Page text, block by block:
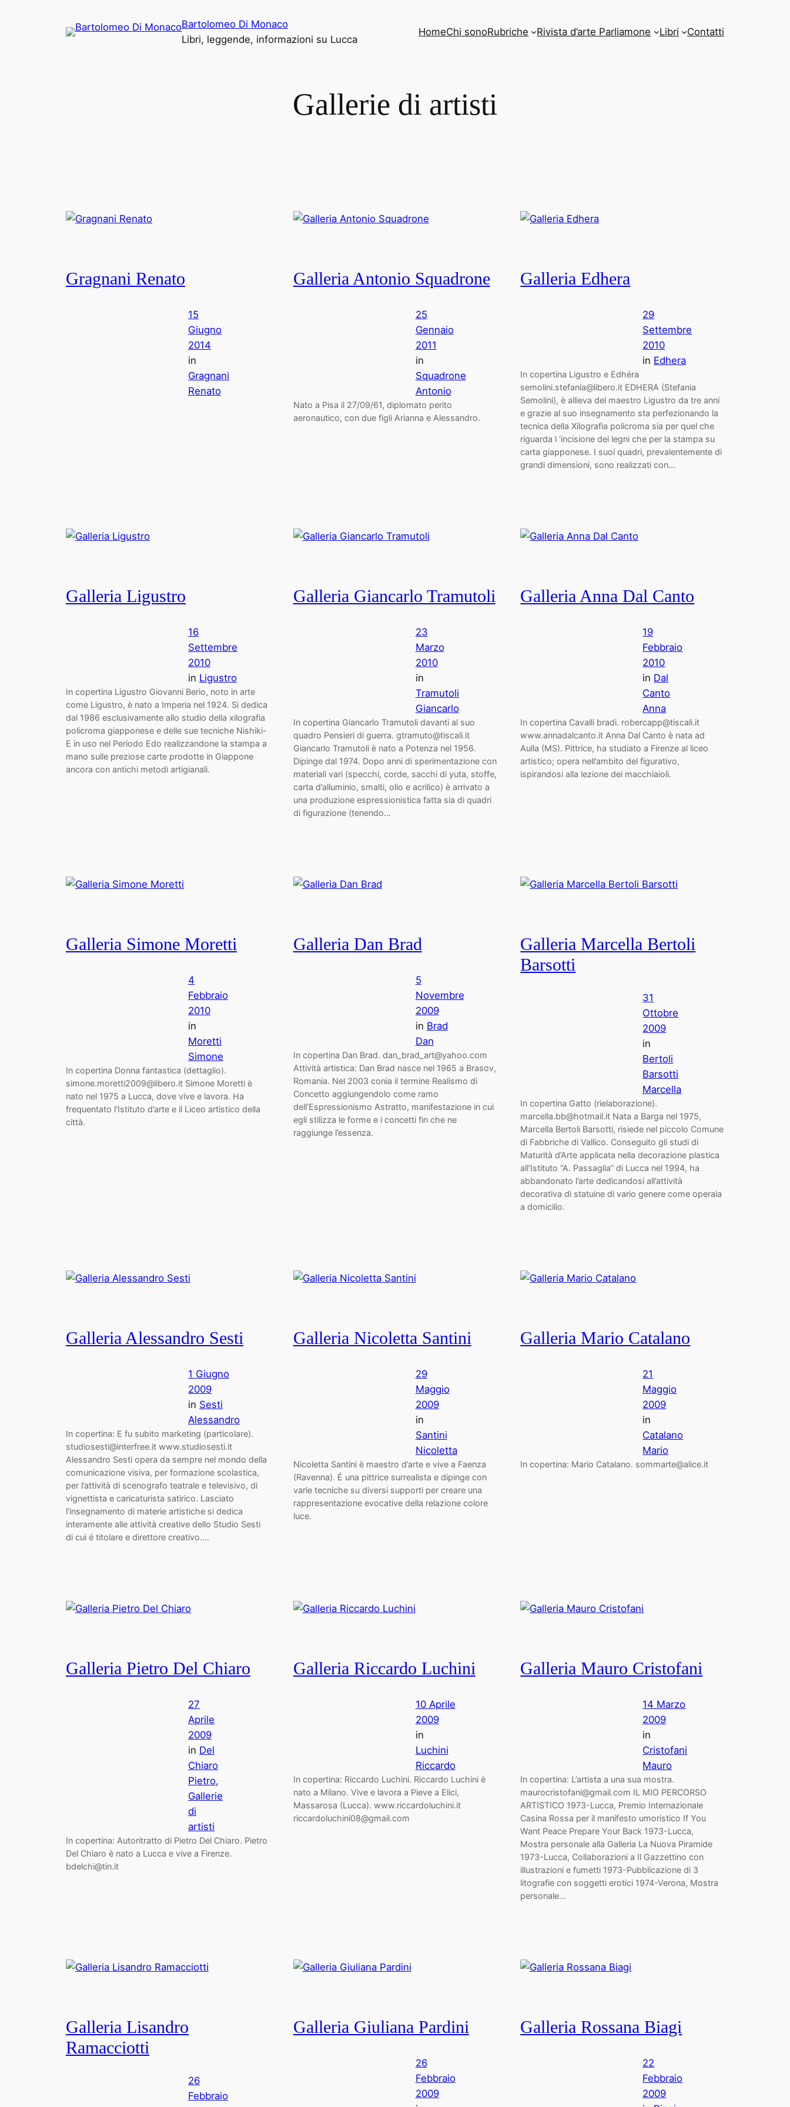
Bartolomeo Di Monaco
Libri, leggende, informazioni su Lucca
HomeChi sonoRubriche Rivista d’arte Parliamone Libri Contatti
Gallerie di artisti
Gragnani Renato
15
Giugno
2014
in
Gragnani
Renato
Galleria Antonio Squadrone
25
Gennaio
2011
in
Squadrone
Antonio
Nato a Pisa il 27/09/61, diplomato perito
aeronautico, con due figli Arianna e Alessandro.
Galleria Edhera
29
Settembre
2010
in Edhera
In copertina Ligustro e Edhéra
semolini.stefania@libero.it EDHERA (Stefania
Semolini), è allieva del maestro Ligustro da tre anni
e grazie al suo insegnamento sta perfezionando la
tecnica della Xilografia policroma sia per quel che
riguarda l ‘incisione dei legni che per la stampa su
carta giapponese. I suoi quadri, prevalentemente di
grandi dimensioni, sono realizzati con…
Galleria Ligustro
16
Settembre
2010
in Ligustro
In copertina Ligustro Giovanni Berio, noto in arte
come Ligustro, è nato a Imperia nel 1924. Si dedica
dal 1986 esclusivamente allo studio della xilografia
policroma giapponese e delle sue tecniche Nishiki-
E in uso nel Periodo Edo realizzandone la stampa a
mano sulle preziose carte prodotte in Giappone
ancora con antichi metodi artigianali.
Galleria Giancarlo Tramutoli
23
Marzo
2010
in
Tramutoli
Giancarlo
In copertina Giancarlo Tramutoli davanti al suo
quadro Pensieri di guerra. gtramuto@tiscali.it
Giancarlo Tramutoli è nato a Potenza nel 1956.
Dipinge dal 1974. Dopo anni di sperimentazione con
materiali vari (specchi, corde, sacchi di yuta, stoffe,
carta d’alluminio, smalti, olio e acrilico) è arrivato a
una produzione espressionistica fatta sia di quadri
di figurazione (tenendo…
Galleria Anna Dal Canto
19
Febbraio
2010
in Dal
Canto
Anna
In copertina Cavalli bradi. robercapp@tiscali.it
www.annadalcanto.it Anna Dal Canto è nata ad
Aulla (MS). Pittrice, ha studiato a Firenze al liceo
artistico; opera nell’ambito del figurativo,
ispirandosi alla lezione dei macchiaioli.
Galleria Simone Moretti
4
Febbraio
2010
in
Moretti
Simone
In copertina Donna fantastica (dettaglio).
simone.moretti2009@libero.it Simone Moretti è
nato nel 1975 a Lucca, dove vive e lavora. Ha
frequentato l’Istituto d’arte e il Liceo artistico della
città.
Galleria Dan Brad
5
Novembre
2009
in Brad
Dan
In copertina Dan Brad. dan_brad_art@yahoo.com
Attività artistica: Dan Brad nasce nel 1965 a Brasov,
Romania. Nel 2003 conia il termine Realismo di
Concetto aggiungendolo come ramo
dell’Espressionismo Astratto, manifestazione in cui
egli stilizza le forme e i concetti fin che ne
raggiunge l’essenza.
Galleria Marcella Bertoli
Barsotti
31
Ottobre
2009
in
Bertoli
Barsotti
Marcella
In copertina Gatto (rielaborazione).
marcella.bb@hotmail.it Nata a Barga nel 1975,
Marcella Bertoli Barsotti, risiede nel piccolo Comune
di Fabbriche di Vallico. Conseguito gli studi di
Maturità d’Arte applicata nella decorazione plastica
all’Istituto “A. Passaglia” di Lucca nel 1994, ha
abbandonato l’arte dedicandosi all’attività
decorativa di statuine di vario genere come operaia
a domicilio.
Galleria Alessandro Sesti
1 Giugno
2009
in Sesti
Alessandro
In copertina: E fu subito marketing (particolare).
studiosesti@interfree.it www.studiosesti.it
Alessandro Sesti opera da sempre nel mondo della
comunicazione visiva, per formazione scolastica,
per l’attività di scenografo teatrale e televisivo, di
vignettista e caricaturista satirico. Lasciato
l’insegnamento di materie artistiche si dedica
interamente alle attività creative dello Studio Sesti
di cui é titolare e direttore creativo.…
Galleria Nicoletta Santini
29
Maggio
2009
in
Santini
Nicoletta
Nicoletta Santini è maestro d’arte e vive a Faenza
(Ravenna). É una pittrice surrealista e dipinge con
varie tecniche su diversi supporti per creare una
rappresentazione evocative della relazione colore
luce.
Galleria Mario Catalano
21
Maggio
2009
in
Catalano
Mario
In copertina: Mario Catalano. sommarte@alice.it
Galleria Pietro Del Chiaro
27
Aprile
2009
in Del
Chiaro
Pietro
Gallerie
di
artisti
In copertina: Autoritratto di Pietro Del Chiaro. Pietro
Del Chiaro è nato a Lucca e vive a Firenze.
bdelchi@tin.it
Galleria Riccardo Luchini
10 Aprile
2009
in
Luchini
Riccardo
In copertina: Riccardo Luchini. Riccardo Luchini è
nato a Milano. Vive e lavora a Pieve a Elici,
Massarosa (Lucca). www.riccardoluchini.it
riccardoluchini08@gmail.com
Galleria Mauro Cristofani
14 Marzo
2009
in
Cristofani
Mauro
In copertina: L’artista a una sua mostra.
maurocristofani@gmail.com IL MIO PERCORSO
ARTISTICO 1973-Lucca, Premio Internazionale
Casina Rossa per il manifesto umoristico If You
Want Peace Prepare Your Back 1973-Lucca,
Mostra personale alla Galleria La Nuova Piramide
1973-Lucca, Collaborazioni a Il Gazzettino con
illustrazioni e fumetti 1973-Pubblicazione di 3
litografie con soggetti erotici 1974-Verona, Mostra
personale…
Galleria Lisandro
Ramacciotti
26
Febbraio
Galleria Giuliana Pardini
26
Febbraio
2009
Galleria Rossana Biagi
22
Febbraio
2009